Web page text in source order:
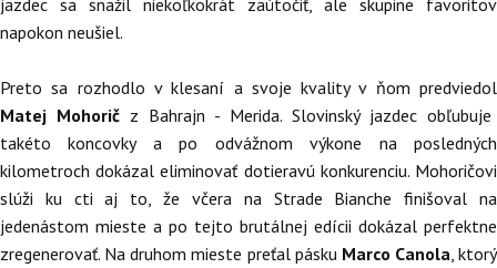
napokon neušiel.
Preto sa rozhodlo v klesaní a svoje kvality v ňom predviedol
Matej Mohorič z Bahrajn - Merida. Slovinský jazdec obľubuje
takéto koncovky a po odvážnom výkone na posledných
kilometroch dokázal eliminovať dotieravú konkurenciu. Mohoričovi
slúži ku cti aj to, že včera na Strade Bianche finišoval na
jedenástom mieste a po tejto brutálnej edícii dokázal perfektne
zregenerovať. Na druhom mieste preťal pásku Marco Canola , ktorý